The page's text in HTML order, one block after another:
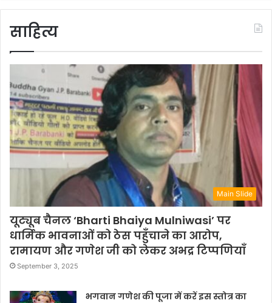
साहित्य
Main Slide
यूट्यूब चैनल ‘Bharti Bhaiya Mulniwasi’ पर
धार्मिक भावनाओं को ठेस पहुँचाने का आरोप,
रामायण और गणेश जी को लेकर अभद्र टिप्पणियाँ
September 3, 2025
भगवान गणेश की पूजा में करें इस स्तोत्र का